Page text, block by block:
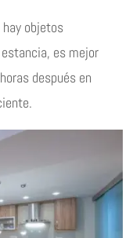
objetos
es mejor
después en